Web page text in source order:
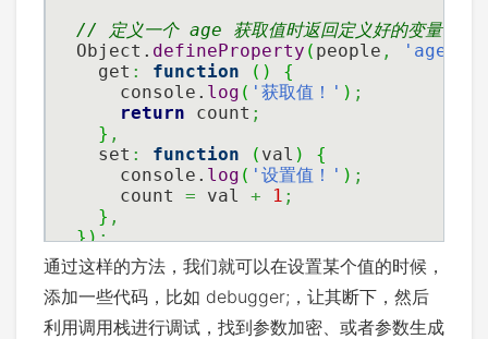
// 定义一个 age 获取值时返回定义好的变量
Object. defineProperty ( people , 'age'
  get
: function ( )
{
    console.
log ( '获取值！' ) ;
return count ;
} ,
  set
: function ( val )
{
    console.
log ( '设置值！' ) ;
    count
= val + 1 ;
} ,
});
console.log(people.age);
people. age = 20;
console.log( people.age)
通过这样的方法，我们就可以在设置某个值的时候，
添加一些代码，比如 debugger;，让其断下，然后
利用调用栈进行调试，找到参数加密、或者参数生成